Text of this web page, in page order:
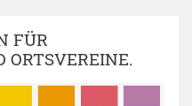
FÜR
ORTSVEREINE.